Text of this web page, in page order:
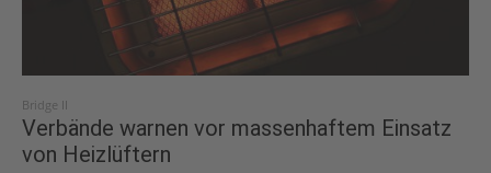
Bridge II
Verbände warnen vor massenhaftem Einsatz
von Heizlüftern